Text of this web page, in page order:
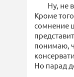
Ну, не
Кроме
сомнение
понимаю,
Но парад